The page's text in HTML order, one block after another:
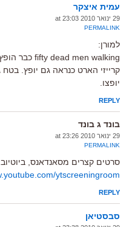
עמית איצקר
29 ינואר 2010 at 23:03
PERMALINK
למורן:
fifty dead men walking כבר הופץ בקולנוע בארץ.
קרייזי הארט כנראה גם יופץ.
יופצו.
REPLY
בונד ג בונד
29 ינואר 2010 at 23:26
PERMALINK
סרטים קצרים מסאנדאנס,
ytscreeningroom
REPLY
סבסטיאן